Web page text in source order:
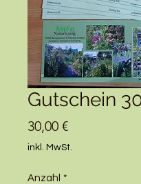
Gutschein
30,00 €Preis
inkl. MwSt.
Anzahl *